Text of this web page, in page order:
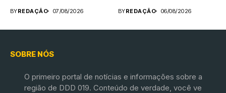
BYREDAÇÃO 07/08/2026 BYREDAÇÃO 06/08/2026
SOBRE NÓS
O primeiro portal de notícias e informações sobre a
região de DDD 019. Conteúdo de verdade, você ve